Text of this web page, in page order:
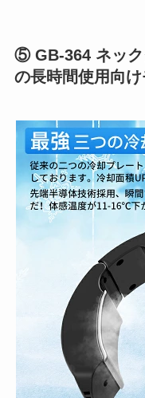
⑤ GB-364 ネック
の長時間使用向